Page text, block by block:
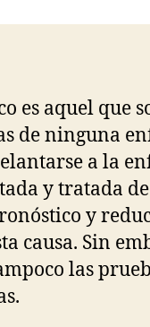
o
p
es aquel que
de ninguna
a la
y tratada
y
causa. Sin
las